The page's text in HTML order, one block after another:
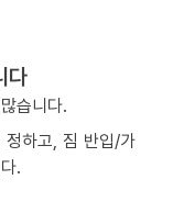
다
습니다.
하고, 짐 반입/가
.